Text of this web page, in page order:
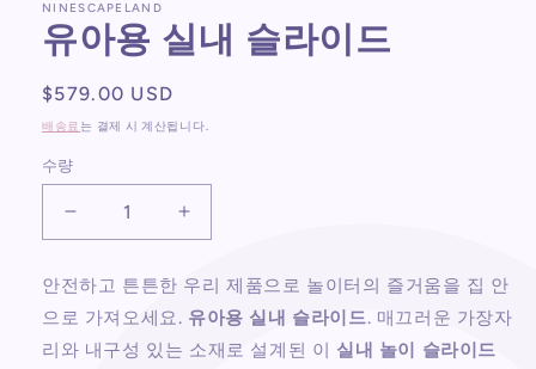
서
미
디
어
1
열
NINESCAPELAND
유아용 실내 슬라이드
정
가
$579.00 USD
배송료 는 결제 시 계산됩니다.
수량
용
실
내
유
용
실
내
안전하고 튼튼한 우리 제품으로 놀이터의 즐거움을 집 안
으로 가져오세요. 유아용 실내 슬라이드. 매끄러운 가장자
리와 내구성 있는 소재로 설계된 이 실내 놀이 슬라이드